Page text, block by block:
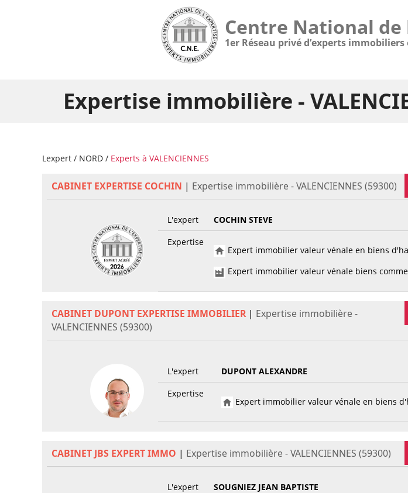
Centre National
1er Réseau privé d’experts immobiliers
Expertise immobilière -
Lexpert / NORD / Experts à VALENCIENNES
CABINET EXPERTISE COCHIN | Expertise immobilière - VALENCIENNES (59300)
L'expert
COCHIN STEVE
Expertise
Expert immobilier valeur vénale en biens
Expert immobilier valeur vénale biens
CABINET DUPONT EXPERTISE IMMOBILIER | Expertise immobilière -
VALENCIENNES (59300)
L'expert
DUPONT ALEXANDRE
Expertise
Expert immobilier valeur vénale en biens
CABINET JBS EXPERT IMMO | Expertise immobilière - VALENCIENNES (59300)
L'expert
SOUGNIEZ JEAN BAPTISTE